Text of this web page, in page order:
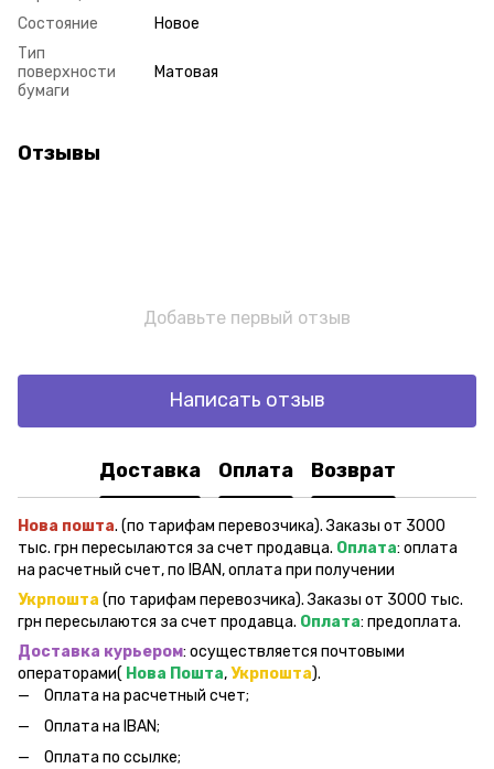
Состояние
Новое
Тип
поверхности
бумаги
Матовая
Отзывы
Добавьте первый отзыв
Написать отзыв
Доставка Оплата Возврат
Нова пошта. (по тарифам перевозчика). Заказы от 3000
тыс. грн пересылаются за счет продавца. Оплата: оплата
на расчетный счет, по IBAN, оплата при получении
Укрпошта (по тарифам перевозчика). Заказы от 3000 тыс.
грн пересылаются за счет продавца. Оплата: предоплата.
Доставка курьером: осуществляется почтовыми
операторами( Нова Пошта,Укрпошта).
Оплата на расчетный счет;
Оплата на IBAN;
Оплата по ссылке;